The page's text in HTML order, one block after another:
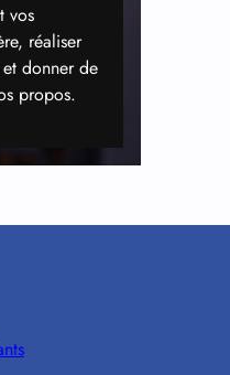
vos
réaliser
donner de
propos.